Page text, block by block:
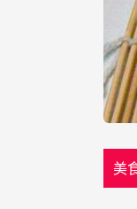
美